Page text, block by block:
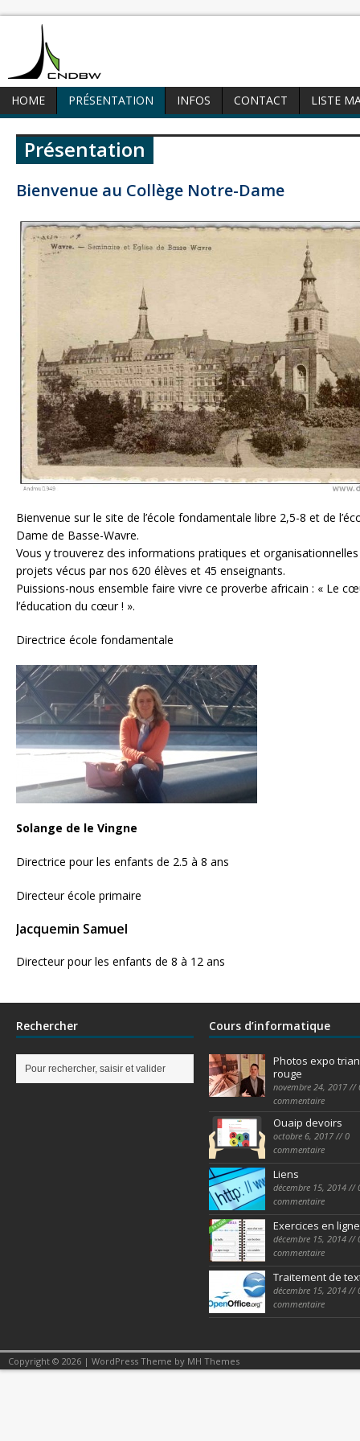
HOME PRÉSENTATION INFOS CONTACT LISTE
Présentation
Bienvenue au Collège Notre-Dame
Bienvenue sur le site de l’école fondamentale libre 2,5-8 et de
Dame de Basse-Wavre.
Vous y trouverez des informations pratiques et organisationnelles
projets vécus par nos 620 élèves et 45 enseignants.
Puissions-nous ensemble faire vivre ce proverbe africain : « Le
l’éducation du cœur ! ».
Directrice école fondamentale
Solange de le Vingne
Directrice pour les enfants de 2.5 à 8 ans
Directeur école primaire
Jacquemin Samuel
Directeur pour les enfants de 8 à 12 ans
Rechercher Cours d’informatique
Photos expo
rouge
novembre 24, 2017 //
commentaire
Ouaip devoirs
octobre 6, 2017 // 0
commentaire
Liens
décembre 15, 2014 //
commentaire
Exercices en ligne
décembre 15, 2014 //
commentaire
Traitement de
décembre 15, 2014 //
commentaire
Copyright © 2026 | WordPress Theme by MH Themes